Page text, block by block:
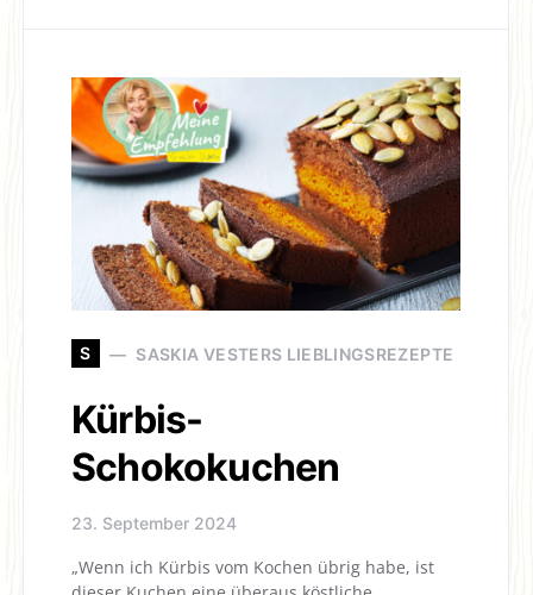
S SASKIA VESTERS LIEBLINGSREZEPTE
Kürbis-
Schokokuchen
23. September 2024
„Wenn ich Kürbis vom Kochen übrig habe, ist